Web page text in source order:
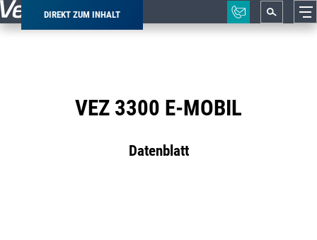
DIREKT ZUM INHALT
Pfadnavigation
VEZ 3300 E-MOBIL
Datenblatt